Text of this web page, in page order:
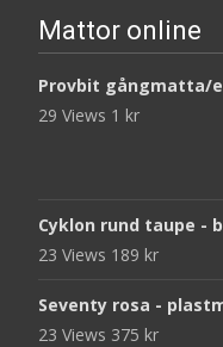
Mattor online
Provbit gångmatta/
29 Views 1 kr
Cyklon rund taupe -
23 Views 189 kr
Seventy rosa -
23 Views 375 kr